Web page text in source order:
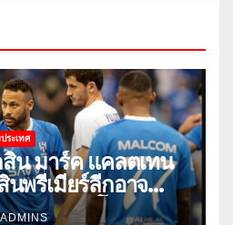
ระเทศ
น มาร์ค แคลตเทน
นพรีเมียร์ลีกอาจ
รือฟุตบอลโลก’